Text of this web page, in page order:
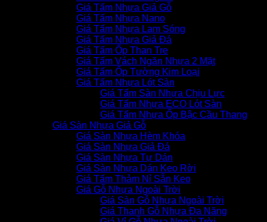
Giá Tấm Nhựa Giả Gỗ
Giá Tấm Nhựa Nano
Giá Tấm Nhựa Lam Sóng
Giá Tấm Nhựa Giả Đá
Giá Tấm Ốp Than Tre
Giá Tấm Vách Ngăn Nhựa 2 Mặt
Giá Tấm Ốp Tường Kim Loại
Giá Tấm Nhựa Lót Sàn
Giá Tấm Sàn Nhựa Chịu Lực
Giá Tấm Nhựa ECO Lót Sàn
Giá Tấm Nhựa Ốp Bậc Cầu Thang
Giá Sàn Nhựa Giả Gỗ
Giá Sàn Nhựa Hèm Khóa
Giá Sàn Nhựa Giả Đá
Giá Sàn Nhựa Tự Dán
Giá Sàn Nhựa Dán Keo Rời
Giá Tấm Thảm Nỉ Sẵn Keo
Giá Gỗ Nhựa Ngoài Trời
Giá Sàn Gỗ Nhựa Ngoài Trời
Giá Thanh Gỗ Nhựa Đa Năng